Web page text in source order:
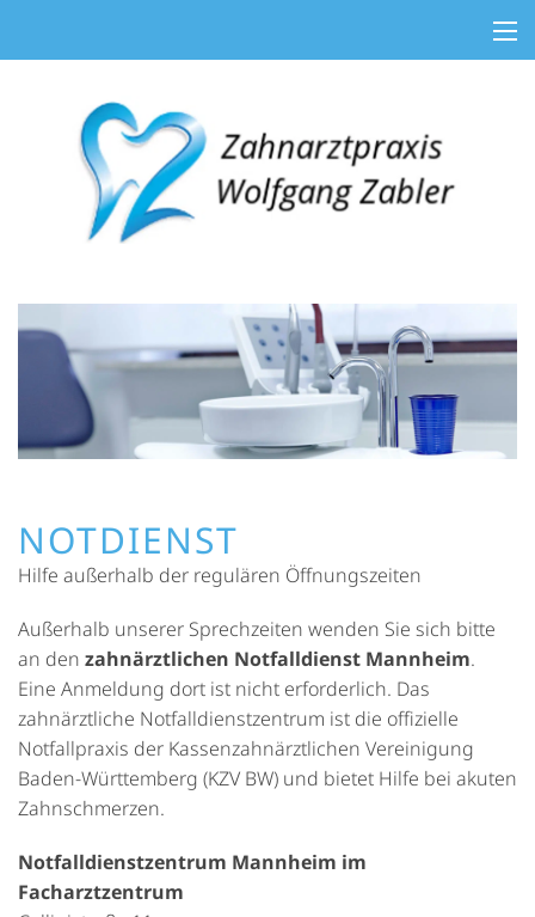
NOTDIENST
Hilfe außerhalb der regulären Öffnungszeiten
Außerhalb unserer Sprechzeiten wenden Sie sich bitte
an den zahnärztlichen Notfalldienst Mannheim.
Eine Anmeldung dort ist nicht erforderlich. Das
zahnärztliche Notfalldienstzentrum ist die offizielle
Notfallpraxis der Kassenzahnärztlichen Vereinigung
Baden-Württemberg (KZV BW) und bietet Hilfe bei akuten
Zahnschmerzen.
Notfalldienstzentrum Mannheim im
Facharztzentrum